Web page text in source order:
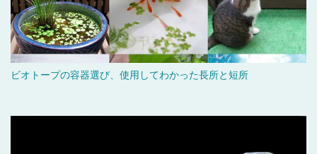
ビオトープの容器選び、使用してわかった長所と短所